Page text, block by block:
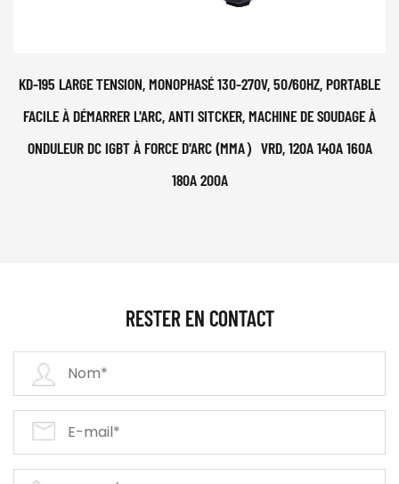
KD-195 LARGE TENSION, MONOPHASÉ 130-270V, 50/60HZ, PORTABLE
FACILE À DÉMARRER L'ARC, ANTI SITCKER, MACHINE DE SOUDAGE À
ONDULEUR DC IGBT À FORCE D'ARC (MMA）VRD, 120A 140A 160A
180A 200A
RESTER EN CONTACT